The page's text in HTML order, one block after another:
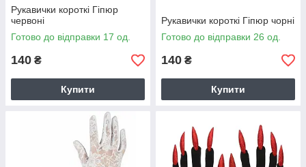
Рукавички короткі Гіпюр
червоні
Готово до відправки 17 од.
140 ₴
Купити
Рукавички короткі Гіпюр чорні
Готово до відправки 26 од.
140 ₴
Купити